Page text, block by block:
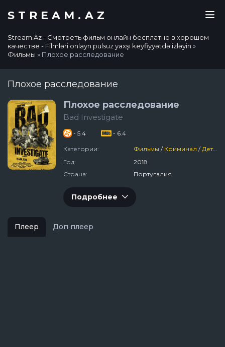
STREAM.AZ
Stream.Az - Смотреть фильм онлайн бесплатно в хорошем
качестве - Filmləri onlayn pulsuz yaxşı keyfiyyətdə izləyin »
Фильмы » Плохое расследование
Плохое расследование
Плохое расследование
Bad Investigate
- 5.4 - 6.4
Категории: Фильмы / Криминал /Детектив
Год:
2018
Страна:
Португалия
Подробнее
Плеер Доп плеер